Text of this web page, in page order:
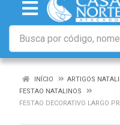
INÍCIO
ARTIGOS
FESTAO NATALINOS
FESTAO DECORATIVO LARGO